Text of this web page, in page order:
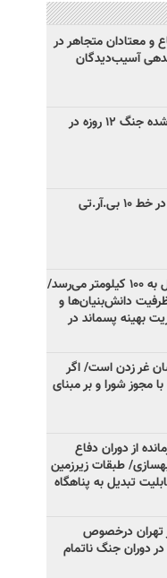
معتادان متجاهر در
آسیب‌دیدگان
تحویل برخی منازل نوسازی‌شده جنگ ۱۲ روزه در
سرفاصله حرکت اتوبوس‌ها در خط ۱۰ بی‌.آر.تی
مسیر سرزندگی تا پایان سال به ۱۰۰ کیلومتر می‌رسد/
دانش‌بنیان‌ها و
بهینه پسماند در
غر زدن است/ اگر
مجوز شورا و بر مبنای
بازمانده از دوران دفاع
طبقات زیرزمین
تبدیل به پناهگاه
تهران درخصوص
دوران جنگ ناتمام